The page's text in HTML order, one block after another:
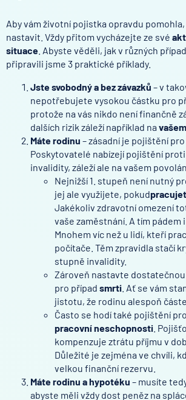
Aby vám životní pojistka opravdu
nastavit. Vždy přitom vycházejte ze své
situace . Abyste věděli, jak v různých
připravili jsme 3 praktické příklady.
Jste svobodný a bez závazků – v
nepotřebujete vysokou částku pro
protože na vás nikdo není finančně
dalších rizik záleží například na
Máte rodinu – zásadní je pojištění
Poskytovatelé nabízejí pojištění
invalidity, záleží ale na vašem
Nejnižší 1. stupeň není nutný
jej ale využijete, pokud
Jakékoliv zdravotní omezení
vaše zaměstnání. A tím pádem
Mnohem víc než u lidí, kteří
počítače. Těm zpravidla stačí
stupně invalidity.
Zároveň nastavte
pro případ smrti . Ať se vám
jistotu, že rodinu alespoň
Často se hodí také pojištění
pracovní neschopnosti .
kompenzuje ztrátu příjmu v
Důležité je zejména ve chvíli,
velkou finanční rezervu.
Máte rodinu a hypotéku – musíte
abyste měli vždy dost peněz na